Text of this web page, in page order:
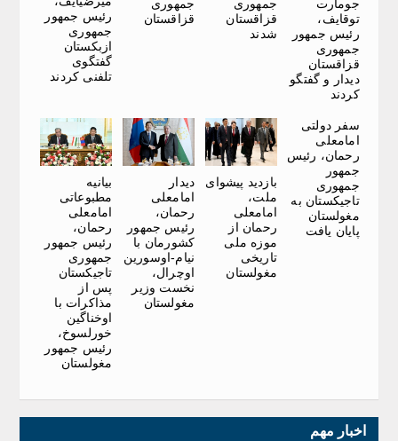
جومارت
توقایف،
رئیس جمهور
جمهوری
قزاقستان
دیدار و گفتگو
کردند
جمهوری
قزاقستان
شدند
جمهوری
قزاقستان
رئیس جمهور
جمهوری
ازبکستان
گفتگوی
تلفنی کردند
سفر دولتی
امامعلی
رحمان، رئیس
جمهور
جمهوری
تاجیکستان به
مغولستان
پایان یافت
بازدید پیشوای
ملت،
امامعلی
رحمان از
موزه ملی
تاریخی
مغولستان
دیدار
امامعلی
رحمان،
رئیس جمهور
کشورمان با
نیام-اوسورین
اوچرال،
نخست وزیر
مغولستان
بیانیه
مطبوعاتی
امامعلی
رحمان،
رئیس جمهور
جمهوری
تاجیکستان
پس از
مذاکرات با
اوخناگین
خورلسوخ،
رئیس جمهور
مغولستان
اخبار مهم